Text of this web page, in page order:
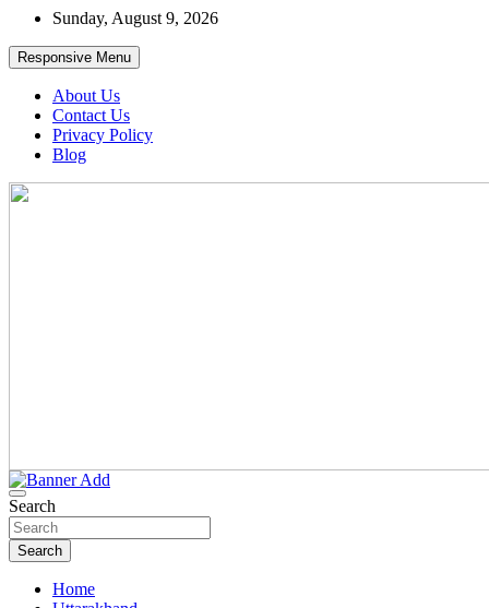
Skip
content
Sunday, August 9, 2026
Responsive Menu
About Us
Contact Us
Privacy Policy
Blog
Search
Search
Home